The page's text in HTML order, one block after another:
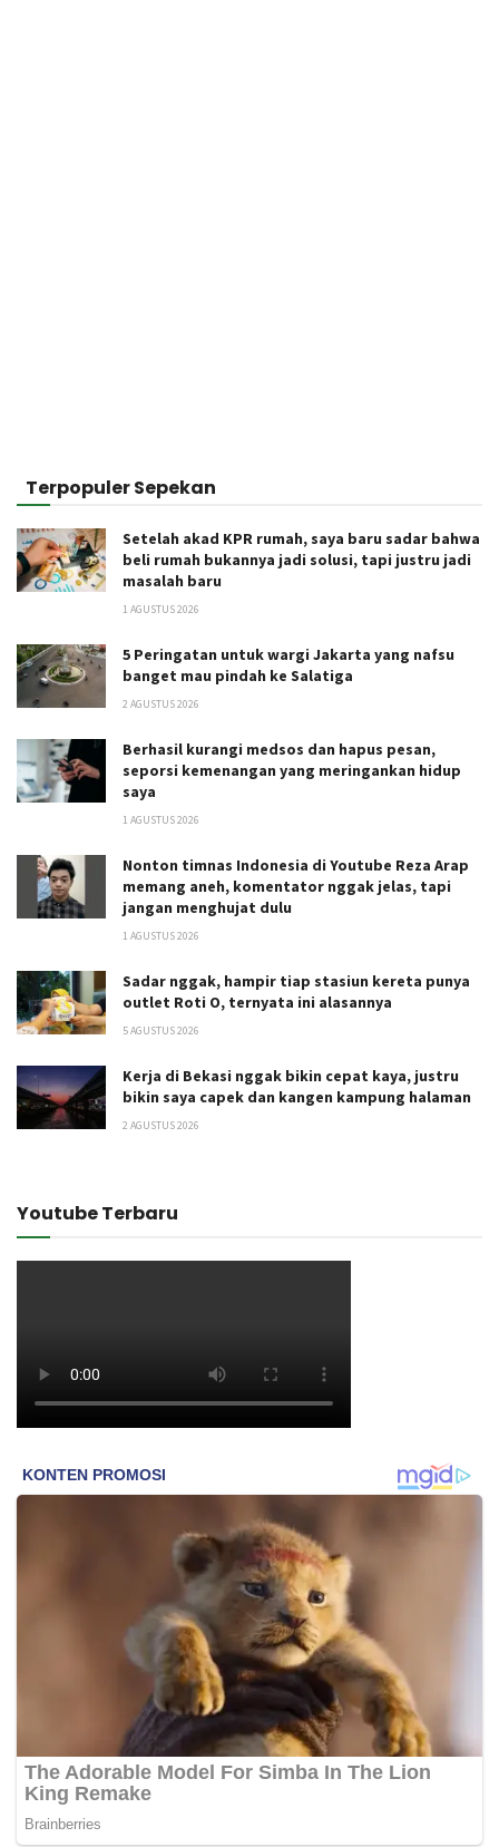
Terpopuler Sepekan
Setelah akad KPR rumah, saya baru sadar bahwa
beli rumah bukannya jadi solusi, tapi justru jadi
masalah baru
1 AGUSTUS 2026
5 Peringatan untuk wargi Jakarta yang nafsu
banget mau pindah ke Salatiga
2 AGUSTUS 2026
Berhasil kurangi medsos dan hapus pesan,
seporsi kemenangan yang meringankan hidup
saya
1 AGUSTUS 2026
Nonton timnas Indonesia di Youtube Reza Arap
memang aneh, komentator nggak jelas, tapi
jangan menghujat dulu
1 AGUSTUS 2026
Sadar nggak, hampir tiap stasiun kereta punya
outlet Roti O, ternyata ini alasannya
5 AGUSTUS 2026
Kerja di Bekasi nggak bikin cepat kaya, justru
bikin saya capek dan kangen kampung halaman
2 AGUSTUS 2026
Youtube Terbaru